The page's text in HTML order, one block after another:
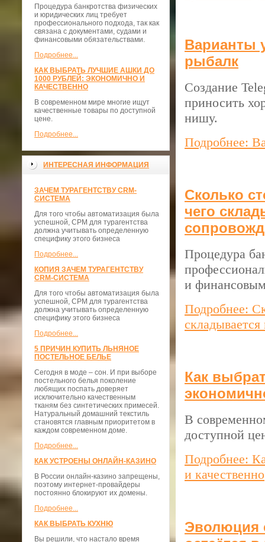
Процедура банкротства физических
и юридических лиц требует
профессионального подхода, так как
связана с документами, судами и
финансовыми обязательствами.
Подробнее...
КАК ВЫБРАТЬ ЛУЧШИЕ АШКИ ДО
1000 РУБЛЕЙ: ЭКОНОМИЧНО И
КАЧЕСТВЕННО
В современном мире многие ищут
качественные товары по доступной
цене.
Подробнее...
ИНТЕРЕСНАЯ ИНФОРМАЦИЯ
ЗАЧЕМ ТУРАГЕНТСТВУ CRM-
СИСТЕМА
Для того чтобы автоматизация была
успешной, СРМ для турагентства
должна учитывать определенную
специфику этого бизнеса
Подробнее...
КОПИЯ ЗАЧЕМ ТУРАГЕНТСТВУ
CRM-СИСТЕМА
Для того чтобы автоматизация была
успешной, СРМ для турагентства
должна учитывать определенную
специфику этого бизнеса
Подробнее...
5 ПРИЧИН КУПИТЬ ЛЬНЯНОЕ
ПОСТЕЛЬНОЕ БЕЛЬЕ
Сегодня в моде – сон. И при выборе
постельного белья поколение
любящих поспать доверяет
исключительно качественным
тканям без синтетических примесей.
Натуральный домашний текстиль
становятся главным приоритетом в
каждом современном доме.
Подробнее...
КАК УСТРОЕНЫ ОНЛАЙН-КАЗИНО
В России онлайн-казино запрещены,
поэтому интернет-провайдеры
постоянно блокируют их домены.
Подробнее...
КАК ВЫБРАТЬ КУХНЮ
Вы решили, что настало время
Варианты
рыбалк
Создание
приносить
нишу.
Подробнее:
Сколько
чего
Процедура
и
Подробнее:
Как
В
доступной
Подробнее:
и качественно
Эволюция